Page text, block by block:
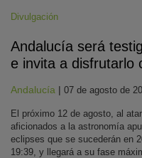
Divulgación
Andalucía será
e invita a disfrutarlo
Andalucía | 07 de agosto de
El próximo 12 de agosto, al
aficionados a la astronomía
eclipses que se sucederán en
19:39, y llegará a su fase